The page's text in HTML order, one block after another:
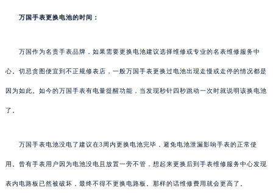
万国手表更换电池的时间：
万国作为名贵手表品牌，如果需要更换电池建议选择维修或专业的名表维修服务中
心。切忌贪图便宜到不正规修表店，一般万国手表更换过电池出现走慢或走停的情况都是
因为如此。如今的万国手表有电量提醒功能，当发现秒针四秒跳动一次时就说明该换电池
了。
万国手表电池没电了建议在3周内更换电池完毕，避免电池泄漏影响手表的正常使
用。曾有手表用户因为电池没电且放置一旁不管，想起来更换后到手表维修服务中心发现
表内电路板已然被破坏，最终不得不更换电路板。那样的话维修费用就会更高了。